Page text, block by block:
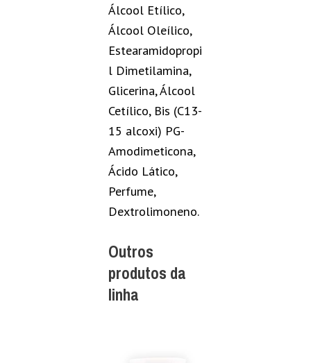
Álcool Etílico,
Álcool Oleílico,
Estearamidopropi
l Dimetilamina,
Glicerina, Álcool
Cetílico, Bis (C13-
15 alcoxi) PG-
Amodimeticona,
Ácido Lático,
Perfume,
Dextrolimoneno.
Outros
produtos da
linha